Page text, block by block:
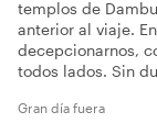
templos de
anterior al viaje.
decepcionarnos,
todos lados. Sin
Gran día fuera